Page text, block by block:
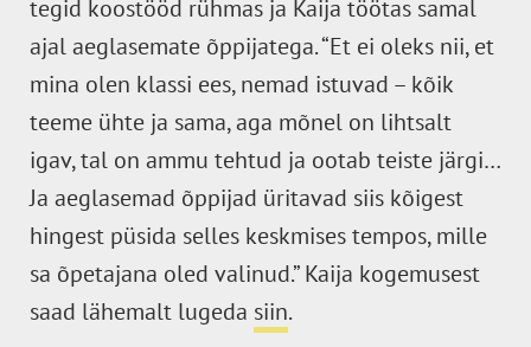
tegid koostööd rühmas ja Kaija töötas samal
ajal aeglasemate õppijatega. “Et ei oleks nii, et
mina olen klassi ees, nemad istuvad – kõik
teeme ühte ja sama, aga mõnel on lihtsalt
igav, tal on ammu tehtud ja ootab teiste järgi…
Ja aeglasemad õppijad üritavad siis kõigest
hingest püsida selles keskmises tempos, mille
sa õpetajana oled valinud.” Kaija kogemusest
saad lähemalt lugeda siin.